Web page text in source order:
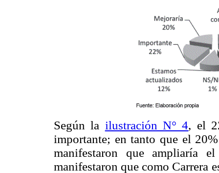
Según la ilustración N° 4, el
importante; en tanto que el
manifestaron que ampliaría
manifestaron que como Carrera